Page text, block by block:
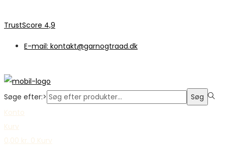
TrustScore 4,9
E-mail: kontakt@garnogtraad.dk
Søge efter:>
Søg
Konto
Kurv
0,00 kr. 0 Kurv